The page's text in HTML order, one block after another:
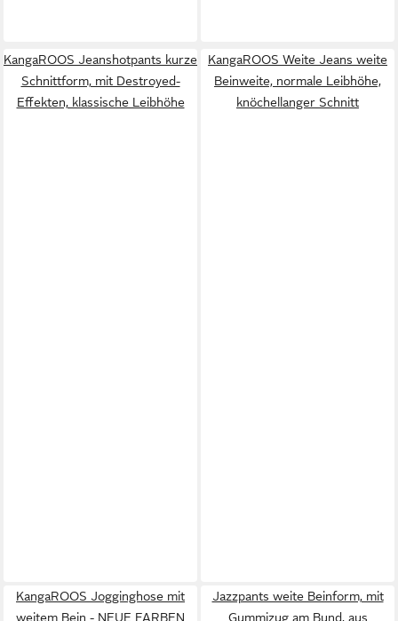
KangaROOS Jeanshotpants kurze
Schnittform, mit Destroyed-
Effekten, klassische Leibhöhe
KangaROOS Weite Jeans weite
Beinweite, normale Leibhöhe,
knöchellanger Schnitt
KangaROOS Jogginghose mit
weitem Bein - NEUE FARBEN
Jazzpants weite Beinform, mit
Gummizug am Bund, aus